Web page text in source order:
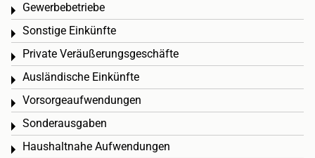
Gewerbebetriebe
Toggle menu
Sonstige Einkünfte
Toggle menu
Private Veräußerungsgeschäfte
Toggle menu
Ausländische Einkünfte
Toggle menu
Vorsorgeaufwendungen
Toggle menu
Sonderausgaben
Toggle menu
Haushaltnahe Aufwendungen
Toggle menu